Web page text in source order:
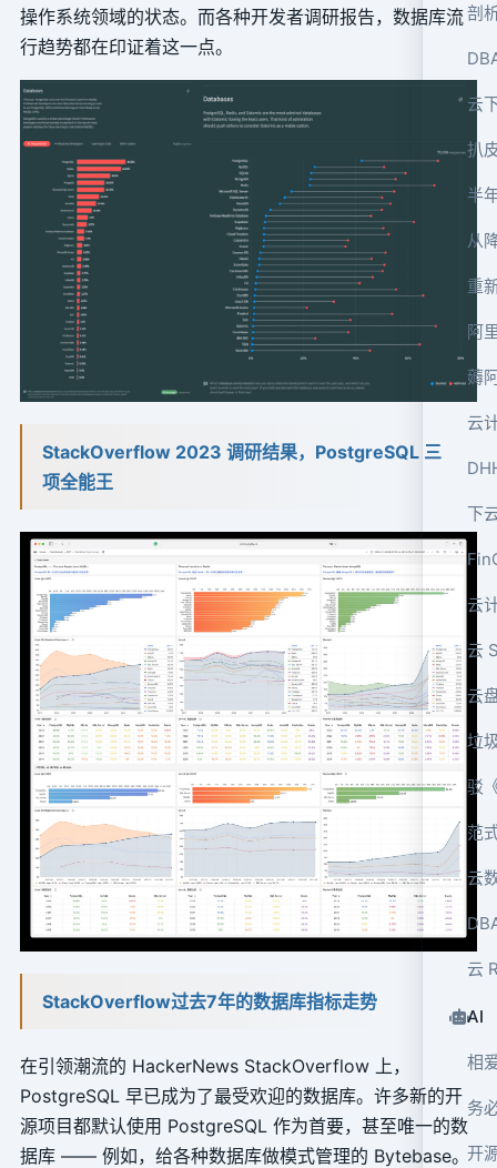
剖
云
扒
半
从
重
阿
薅
云
下
云
云
云
垃
驳
范
云
云
AI
务
开
操作系统领域的状态。而各种开发者调研报告，数据库流
行趋势都在印证着这一点。
StackOverflow 2023 调研结果，PostgreSQL 三
项全能王
StackOverflow过去7年的数据库指标走势
在引领潮流的 HackerNews StackOverflow 上，
PostgreSQL 早已成为了最受欢迎的数据库。许多新的开
源项目都默认使用 PostgreSQL 作为首要，甚至唯一的数
据库 —— 例如，给各种数据库做模式管理的 Bytebase。